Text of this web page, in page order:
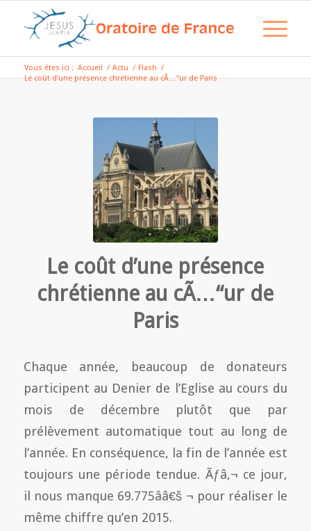
Vous êtes ici : Accueil / Actu / Flash /
Le coût d’une présence chrétienne au cÃ…“ur de Paris
Le coût d’une présence
chrétienne au cÃ…“ur de
Paris
Chaque année, beaucoup de donateurs
participent au Denier de l’Eglise au cours du
mois de décembre plutôt que par
prélèvement automatique tout au long de
l’année. En conséquence, la fin de l’année est
toujours une période tendue. Ãƒâ‚¬ ce jour,
il nous manque 69.775ââ€š ¬ pour réaliser le
même chiffre qu’en 2015.